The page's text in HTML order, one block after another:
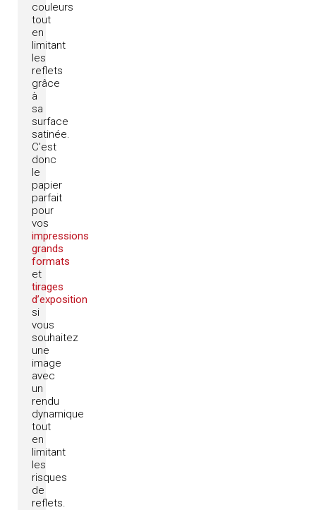
couleurs
tout
en
limitant
les
reflets
grâce
à
sa
surface
satinée.
C’est
donc
le
papier
parfait
pour
vos
impressions
grands
formats
et
tirages
d’exposition
si
vous
souhaitez
une
image
avec
un
rendu
dynamique
tout
en
limitant
les
risques
de
reflets.